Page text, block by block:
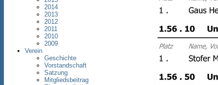
2014
2013
2012
2011
2010
2009
Verein
Geschichte
Vorstandschaft
Satzung
Mitgliedsbeitrag